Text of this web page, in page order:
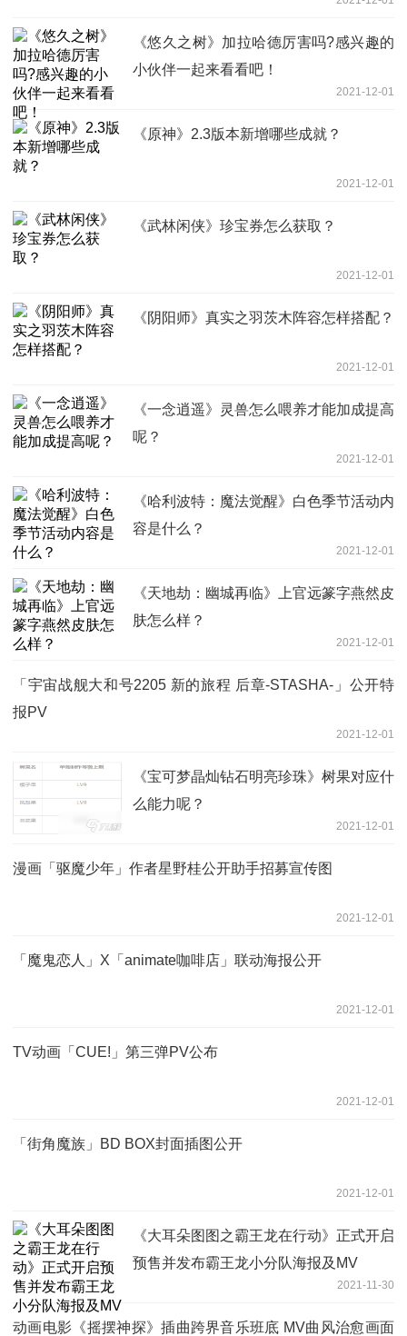
《悠久之树》加拉哈德厉害吗?感兴趣的
小伙伴一起来看看吧！
2021-12-01
《原神》2.3版本新增哪些成就？
2021-12-01
《武林闲侠》珍宝券怎么获取？
2021-12-01
《阴阳师》真实之羽茨木阵容怎样搭配？
2021-12-01
《一念逍遥》灵兽怎么喂养才能加成提高
呢？
2021-12-01
《哈利波特：魔法觉醒》白色季节活动内
容是什么？
2021-12-01
《天地劫：幽城再临》上官远篆字燕然皮
肤怎么样？
2021-12-01
「宇宙战舰大和号2205 新的旅程 后章-STASHA-」公开特
报PV
2021-12-01
《宝可梦晶灿钻石明亮珍珠》树果对应什
么能力呢？
2021-12-01
漫画「驱魔少年」作者星野桂公开助手招募宣传图
2021-12-01
「魔鬼恋人」X「animate咖啡店」联动海报公开
2021-12-01
TV动画「CUE!」第三弹PV公布
2021-12-01
「街角魔族」BD BOX封面插图公开
2021-12-01
《大耳朵图图之霸王龙在行动》正式开启
预售并发布霸王龙小分队海报及MV
2021-11-30
动画电影《摇摆神探》插曲跨界音乐班底 MV曲风治愈画面